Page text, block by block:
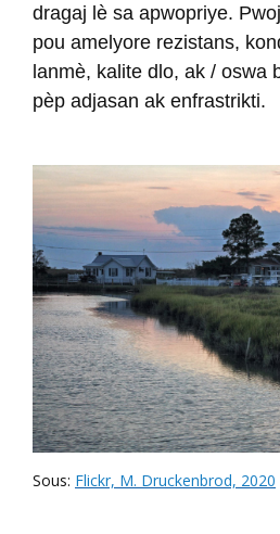
dragaj lè sa apwopriye.
pou amelyore rezistans,
lanmè, kalite dlo, ak / oswa
pèp adjasan ak enfrastrikti.
Sous: Flickr, M. Druckenbrod, 2020